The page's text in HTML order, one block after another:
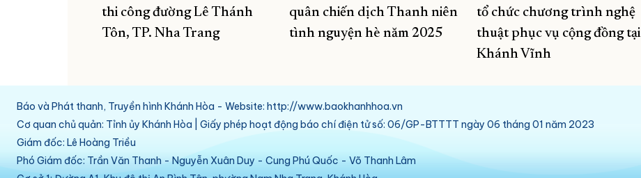
thi công đường Lê Thánh
Tôn, TP. Nha Trang
quân chiến dịch Thanh niên
tình nguyện hè năm 2025
tổ chức chương trình nghệ
thuật phục vụ cộng đồng tại
Khánh Vĩnh
Báo và Phát thanh, Truyền hình Khánh Hòa - Website: http://www.baokhanhhoa.vn
Cơ quan chủ quản: Tỉnh ủy Khánh Hòa | Giấy phép hoạt động báo chí điện tử số: 06/GP-BTTTT ngày 06 tháng 01 năm 2023
Giám đốc: Lê Hoàng Triều
Phó Giám đốc: Trần Văn Thanh - Nguyễn Xuân Duy - Cung Phú Quốc - Võ Thanh Lâm